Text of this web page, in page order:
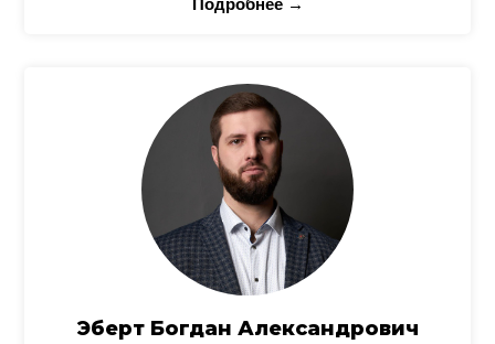
Подробнее →
Эберт Богдан Александрович